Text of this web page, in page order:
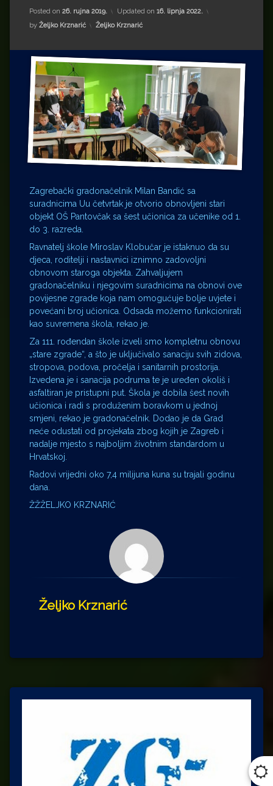
Drugi autori
Drugi autori
Matea Andrić
Ljiljana Lekanić-Kljaić
Željko Krznarić
Mario Lovreković
Posted on 26. rujna 2019. Updated on 16. lipnja 2022.
by Željko Krznarić Kategorije:
Željko Krznarić
Zagrebački gradonačelnik Milan Bandić sa
suradnicima Uu četvrtak je otvorio obnovljeni stari
objekt OŠ Pantovčak sa šest učionica za učenike od 1.
do 3. razreda.
Ravnatelj škole Miroslav Klobučar je istaknuo da su
djeca, roditelji i nastavnici iznimno zadovoljni
obnovom staroga objekta. Zahvaljujem
gradonačelniku i njegovim suradnicima na obnovi ove
povijesne zgrade koja nam omogućuje bolje uvjete i
povećani broj učionica. Odsada možemo funkcionirati
kao suvremena škola, rekao je.
Za 111. rođendan škole izveli smo kompletnu obnovu
„stare zgrade“, a što je uključivalo sanaciju svih zidova,
stropova, podova, pročelja i sanitarnih prostorija.
Izvedena je i sanacija podruma te je uređen okoliš i
asfaltiran je pristupni put. Škola je dobila šest novih
učionica i radi s produženim boravkom u jednoj
smjeni, rekao je gradonačelnik. Dodao je da Grad
neće odustati od projekata zbog kojih je Zagreb i
nadalje mjesto s najboljim životnim standardom u
Hrvatskoj.
Radovi vrijedni oko 7,4 milijuna kuna su trajali godinu
dana.
ŽŽŽELJKO KRZNARIĆ
Željko Krznarić